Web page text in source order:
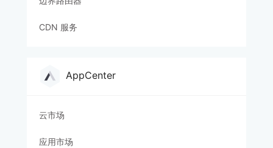
CDN 服务
AppCenter
云市场
应用市场